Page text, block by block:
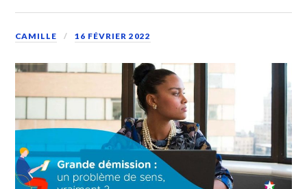
CAMILLE 16 FÉVRIER 2022